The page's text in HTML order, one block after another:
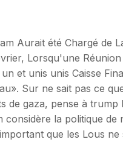
Aurait été Chargé de
Lorsqu'une
et unis unis Caisse
Sur ne sait pas ce
de gaza, pense à trump
considère la politique
que les Lous